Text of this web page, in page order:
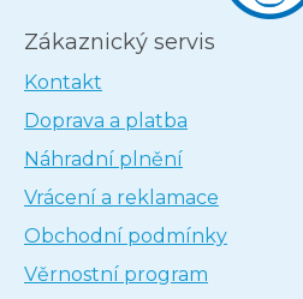
Zákaznický servis
Kontakt
Doprava a platba
Náhradní plnění
Vrácení a reklamace
Obchodní podmínky
Věrnostní program